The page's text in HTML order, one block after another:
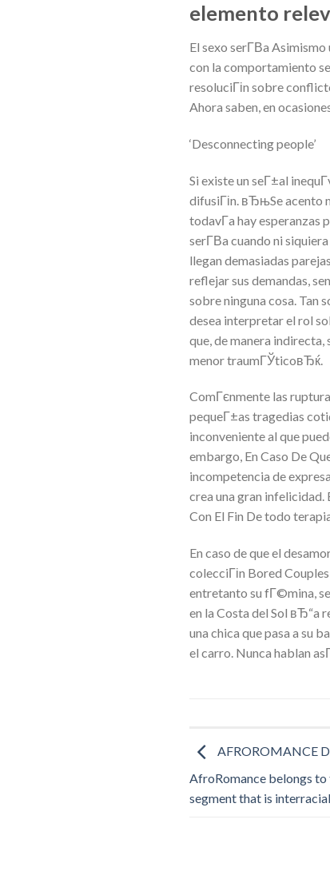
elemento
El sexo serГ­В­a
con la comportamiento
resoluciГіn sobre
Ahora saben, en
‘Desconnecting people’
Si existe un seГ±al
difusiГіn. вЂњSe acento
todavГ­a hay esperanzas
serГ­В­a cuando ni
llegan demasiadas
reflejar sus demandas,
sobre ninguna cosa. Tan
desea interpretar el rol
que, de manera indirecta,
menor traumГЎticoвЂќ.
ComГєnmente las
pequeГ±as tragedias
inconveniente al que
embargo, En Caso De
incompetencia de
crea una gran infelicidad.
Con El Fin De todo
En caso de que el
colecciГіn Bored
entretanto su fГ©mina,
en la Costa del Sol вЂ“a
una chica que pasa a su
el carro. Nunca hablan
AFROROMANCE
AfroRomance belongs
segment that is